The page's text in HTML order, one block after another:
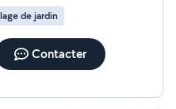
de jardin
Contacter